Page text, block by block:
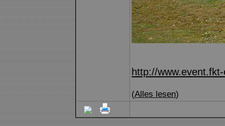
http://
(Alles lesen)